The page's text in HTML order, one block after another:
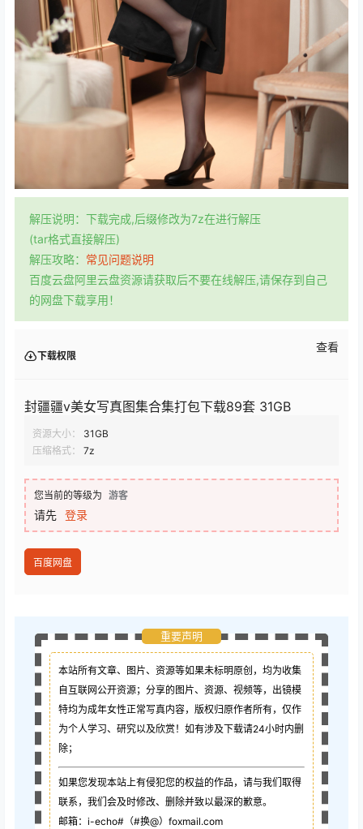
解压说明：下载完成,后缀修改为7z在进行解压
(tar格式直接解压)
解压攻略： 常见问题说明
百度云盘阿里云盘资源请获取后不要在线解压,请保存到自己
的网盘下载享用！
下载权限
查看
封疆疆v美女写真图集合集打包下载89套 31GB
资源大小：
31GB
压缩格式：
7z
您当前的等级为 游客
请先 登录
百度网盘
重要声明
本站所有文章、图片、资源等如果未标明原创，均为收集
自互联网公开资源； 分享的图片、资源、视频等，出镜模
特均为成年女性正常写真内容，版权归原作者所有，仅作
为个人学习、研究以及欣赏！如有涉及下载请24小时内删
除；
如果您发现本站上有侵犯您的权益的作品，请与我们取得
联系，我们会及时修改、删除并致以最深的歉意。
邮箱：i-echo#（#换@）foxmail.com